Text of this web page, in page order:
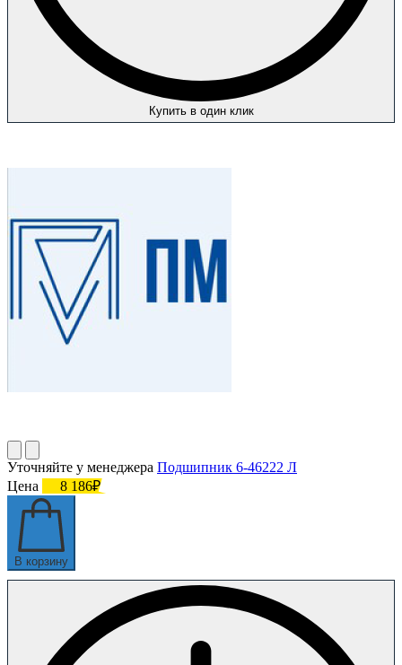
Купить в один клик
Уточняйте у менеджера Подшипник 6-46222 Л
Цена
8 186₽
В корзину